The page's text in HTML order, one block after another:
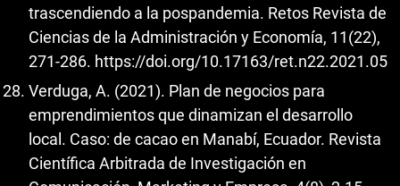
trascendiendo a la pospandemia. Retos Revista de
Ciencias de la Administración y Economía, 11(22),
271-286. https://doi.org/10.17163/ret.n22.2021.05
Verduga, A. (2021). Plan de negocios para
emprendimientos que dinamizan el desarrollo
local. Caso: de cacao en Manabí, Ecuador. Revista
Científica Arbitrada de Investigación en